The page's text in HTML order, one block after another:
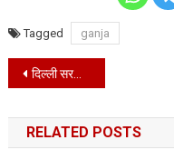
Tagged ganja
Post
navigation
दिल्ली सरकार ने किल्लत के दौरान ऑक्सीजन ज़रूरत को चार गुणा बढ़ाकर बताया : सुप्रीम कोर्ट कमेटी
RELATED POSTS